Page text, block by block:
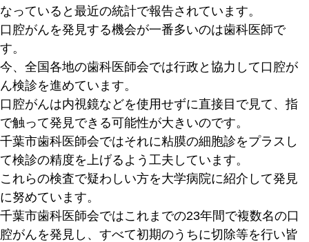
なっていると最近の統計で報告されています。
口腔がんを発見する機会が一番多いのは歯科医師で
す。
今、全国各地の歯科医師会では行政と協力して口腔が
ん検診を進めています。
口腔がんは内視鏡などを使用せずに直接目で見て、指
で触って発見できる可能性が大きいのです。
千葉市歯科医師会ではそれに粘膜の細胞診をプラスし
て検診の精度を上げるよう工夫しています。
これらの検査で疑わしい方を大学病院に紹介して発見
に努めています。
千葉市歯科医師会ではこれまでの23年間で複数名の口
腔がんを発見し、すべて初期のうちに切除等を行い皆